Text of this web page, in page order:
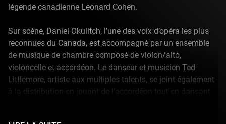
légende canadienne Leonard Cohen.
Sur scène, Daniel Okulitch, l’une des voix d’opéra les plus
reconnues du Canada, est accompagné par un ensemble
de musique de chambre composé de violon/alto,
violoncelle et accordéon. Le danseur et musicien Ted
Littlemore, artiste aux multiples talents, se joint également
à la distribution en jouant de l’accordéon tout en dansant.